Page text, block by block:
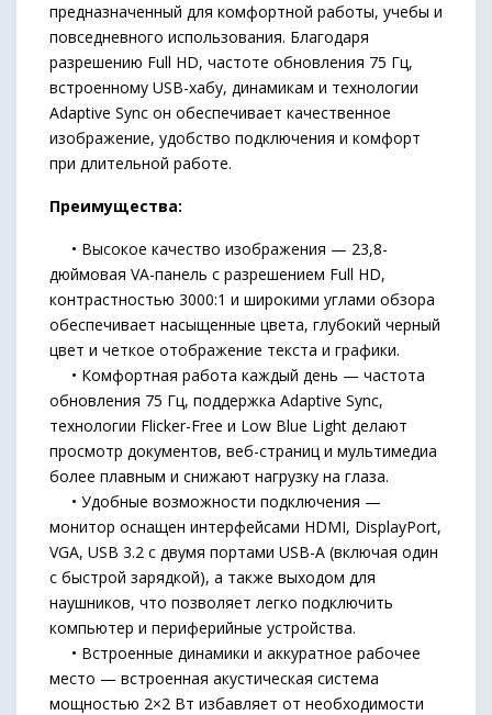
предназначенный для комфортной работы, учебы и
повседневного использования. Благодаря
разрешению Full HD, частоте обновления 75 Гц,
встроенному USB-хабу, динамикам и технологии
Adaptive Sync он обеспечивает качественное
изображение, удобство подключения и комфорт
при длительной работе.
Преимущества:
• Высокое качество изображения — 23,8-
дюймовая VA-панель с разрешением Full HD,
контрастностью 3000:1 и широкими углами обзора
обеспечивает насыщенные цвета, глубокий черный
цвет и четкое отображение текста и графики.
• Комфортная работа каждый день — частота
обновления 75 Гц, поддержка Adaptive Sync,
технологии Flicker-Free и Low Blue Light делают
просмотр документов, веб-страниц и мультимедиа
более плавным и снижают нагрузку на глаза.
• Удобные возможности подключения —
монитор оснащен интерфейсами HDMI, DisplayPort,
VGA, USB 3.2 с двумя портами USB-A (включая один
с быстрой зарядкой), а также выходом для
наушников, что позволяет легко подключить
компьютер и периферийные устройства.
• Встроенные динамики и аккуратное рабочее
место — встроенная акустическая система
мощностью 2×2 Вт избавляет от необходимости